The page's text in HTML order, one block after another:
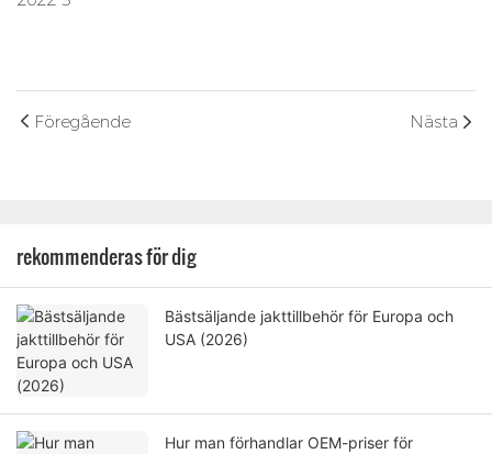
Föregående Nästa
rekommenderas för dig
Bästsäljande jakttillbehör för Europa och
USA (2026)
Hur man förhandlar OEM-priser för